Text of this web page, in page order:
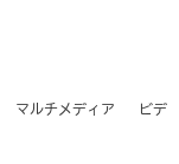
マルチメディア ビデ